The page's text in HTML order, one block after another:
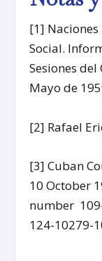
[1] Naciones
Social.
Sesiones
Mayo de
[2] Rafael
[3] Cuban
10 October
number
124-10279-